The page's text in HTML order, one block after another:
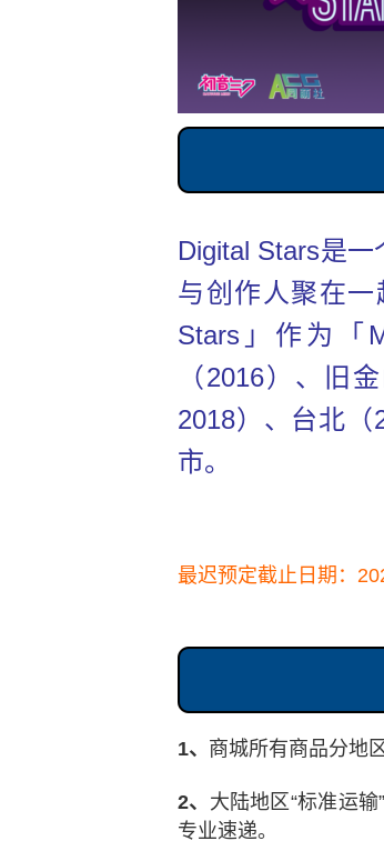
Digital Stars是
与创作人聚在
Stars」作为「
（2016）、旧
2018）、台北
市。
最迟预定截止日期：
1、 商城所有商品分地
2、 大陆地区“标准运
专业速递。